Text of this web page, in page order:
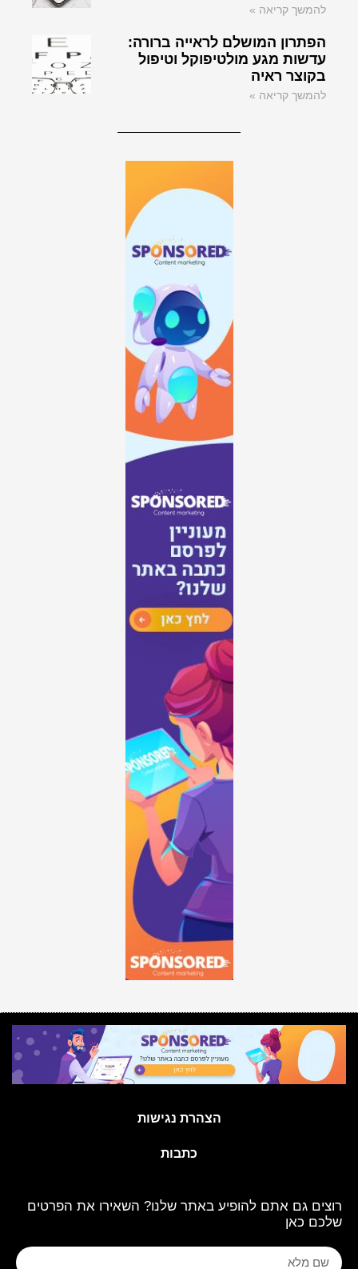
להמשך קריאה »
הפתרון המושלם לראייה ברורה:
עדשות מגע מולטיפוקל וטיפול
בקוצר ראיה
להמשך קריאה »
הצהרת נגישות
כתבות
רוצים גם אתם להופיע באתר שלנו? השאירו את הפרטים
שלכם כאן